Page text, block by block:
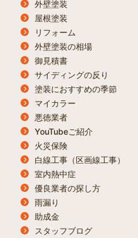
外壁塗装
屋根塗装
リフォーム
外壁塗装の相場
御見積書
サイディングの反り
塗装におすすめの季節
マイカラー
悪徳業者
YouTubeご紹介
火災保険
白線工事（区画線工事）
室内熱中症
優良業者の探し方
雨漏り
助成金
スタッフブログ